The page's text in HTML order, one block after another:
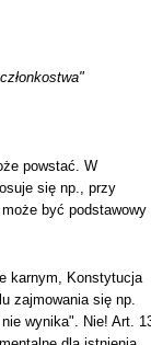
powstać. W
się np., przy
być podstawowy
karnym, Konstytucja
zajmowania się np.
wynika". Nie! Art.